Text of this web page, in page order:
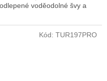
voděodolné švy a
Kód: TUR197PRO